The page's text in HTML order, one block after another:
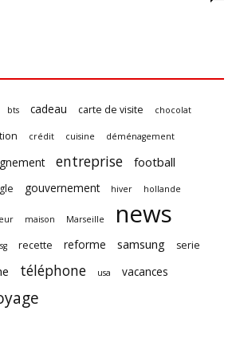
bts cadeau carte de visite chocolat
crédit cuisine déménagement
entreprise
football
gouvernement hiver hollande
maison Marseille news
recette reforme samsung serie
téléphone usa
vacances